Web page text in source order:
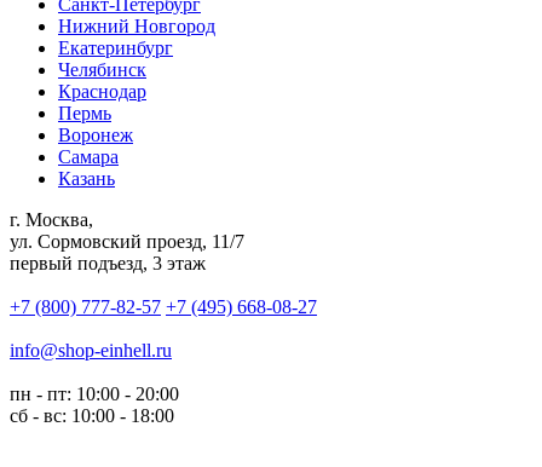
Санкт-Петербург
Нижний Новгород
Екатеринбург
Челябинск
Краснодар
Пермь
Воронеж
Самара
Казань
г. Москва,
ул. Сормовский проезд, 11/7
первый подъезд, 3 этаж
+7 (800) 777-82-57 +7 (495) 668-08-27
info@shop-einhell.ru
пн - пт: 10:00 - 20:00
сб - вс: 10:00 - 18:00